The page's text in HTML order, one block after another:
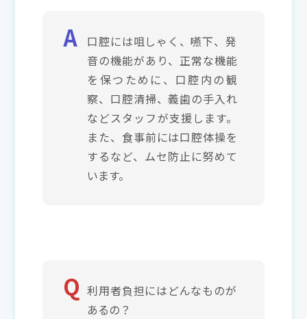
口腔には咀しゃく、嚥下、発
音の機能があり、正常な機能
を保つために、口腔内の観
察、口腔清掃、義歯の手入れ
などスタッフが支援します。
また、食事前には口腔体操を
するなど、ムセ防止に努めて
います。
利用者負担にはどんなものが
あるの？